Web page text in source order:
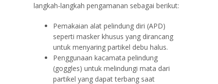
langkah-langkah pengamanan sebagai berikut:
Pemakaian alat pelindung diri (APD)
seperti masker khusus yang dirancang
untuk menyaring partikel debu halus.
Penggunaan kacamata pelindung
(goggles) untuk melindungi mata dari
partikel yang dapat terbang saat